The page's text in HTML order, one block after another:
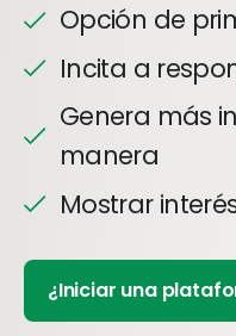
Opción de
Incita a
Genera más
manera
Mostrar
¿Iniciar una